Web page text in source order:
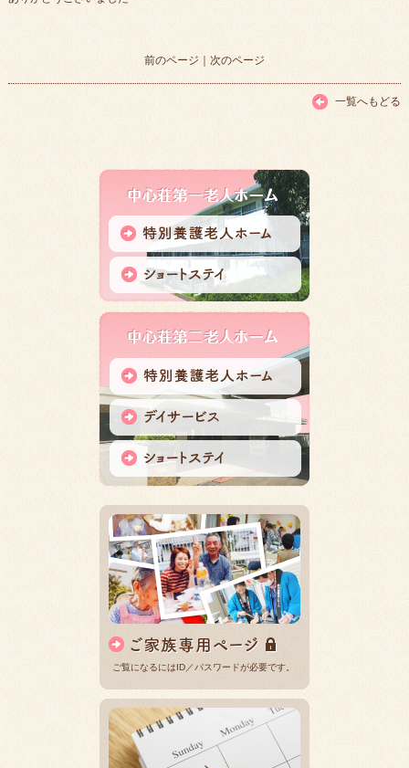
前のページ ｜ 次のページ
一覧へもどる
ご覧になるにはID／パスワードが必要です。